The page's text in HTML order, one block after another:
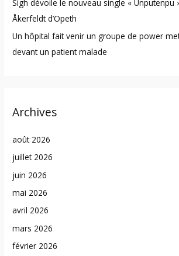
Sigh dévoile le nouveau single « Unputenpu
Åkerfeldt d’Opeth
Un hôpital fait venir un groupe de power
devant un patient malade
Archives
août 2026
juillet 2026
juin 2026
mai 2026
avril 2026
mars 2026
février 2026